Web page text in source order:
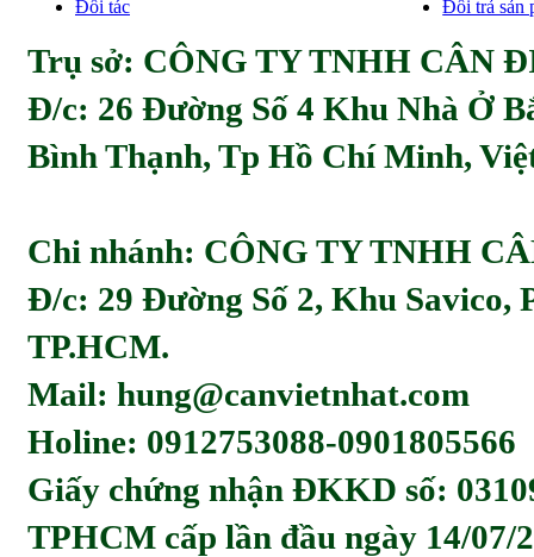
Đối tác Đổi trả sản
Trụ sở: CÔNG TY TNHH CÂN
Đ/c: 26 Đường Số 4 Khu Nhà Ở
Bình Thạnh, Tp Hồ Chí Minh,
Chi nhánh: CÔNG TY TNHH
Đ/c: 29 Đường Số 2, Khu Savico,
TP.HCM.
Mail: hung@canvietnhat.com
Holine: 0912753088-0901805566
Giấy chứng nhận ĐKKD số:
TPHCM cấp lần đầu ngày 14/07/